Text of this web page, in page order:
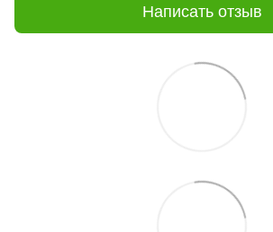
Написать отзыв